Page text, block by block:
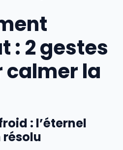
: 2 gestes
calmer la
: l’éternel